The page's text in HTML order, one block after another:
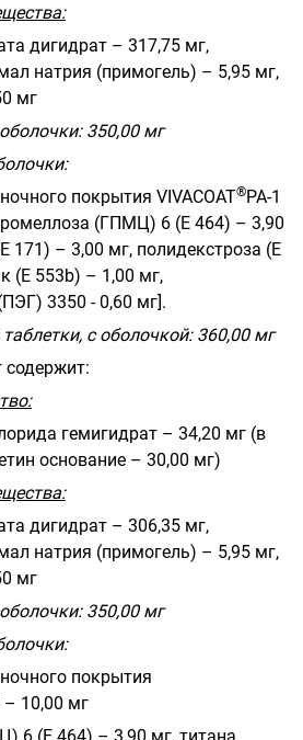
дигидрат – 317,75 мг,
натрия (примогель) – 5,95 мг,
мг
350,00 мг
покрытия VIVACOAT®PA-1
(ГПМЦ) 6 (Е 464) – 3,90
171) – 3,00 мг, полидекстроза (Е
(Е 553b) – 1,00 мг,
3350 - 0,60 мг].
с оболочкой: 360,00 мг
содержит:
гемигидрат – 34,20 мг (в
основание – 30,00 мг)
дигидрат – 306,35 мг,
натрия (примогель) – 5,95 мг,
мг
350,00 мг
покрытия
– 10,00 мг